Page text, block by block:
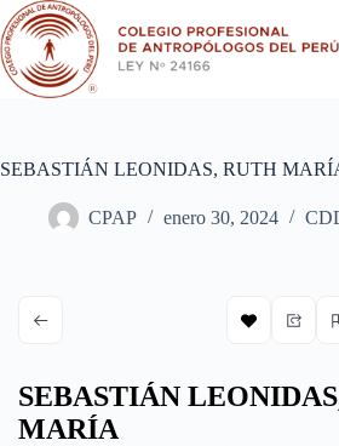
Saltar
al
contenido
SEBASTIÁN LEONIDAS, RUTH
CPAP enero 30, 2024
SEBASTIÁN
MARÍA